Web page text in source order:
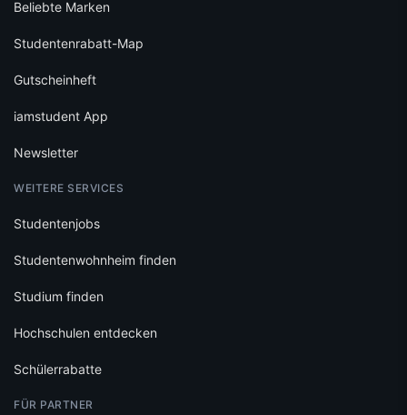
Studentenjobs
Studentenwohnheim finden
Studium finden
Hochschulen entdecken
Schülerrabatte
FÜR PARTNER
Auf iamstudent werben
Gutscheinkampagnen
Content Marketing
iamstudent Verify
RECHTLICHES